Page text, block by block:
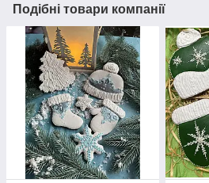
Подібні товари компанії